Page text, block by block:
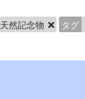
天然記念物 タグ